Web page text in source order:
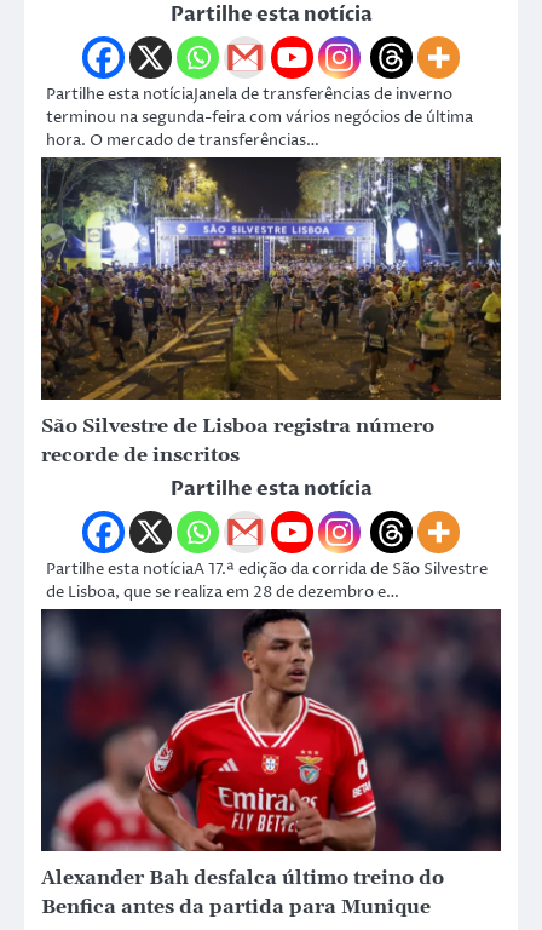
Partilhe esta notícia
Partilhe esta notíciaJanela de transferências de inverno
terminou na segunda-feira com vários negócios de última
hora. O mercado de transferências…
São Silvestre de Lisboa registra número
recorde de inscritos
Partilhe esta notícia
Partilhe esta notíciaA 17.ª edição da corrida de São Silvestre
de Lisboa, que se realiza em 28 de dezembro e…
Alexander Bah desfalca último treino do
Benfica antes da partida para Munique